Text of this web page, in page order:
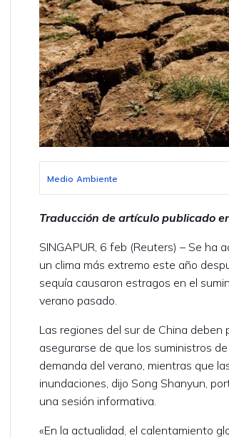
Medio Ambiente
Traducción de artículo publicado
SINGAPUR, 6 feb (Reuters) – Se ha
un clima más extremo este año
sequía causaron estragos en el
verano pasado.
Las regiones del sur de China
asegurarse de que los suministros
demanda del verano, mientras que
inundaciones, dijo Song Shanyun,
una sesión informativa.
«En la actualidad, el calentamiento